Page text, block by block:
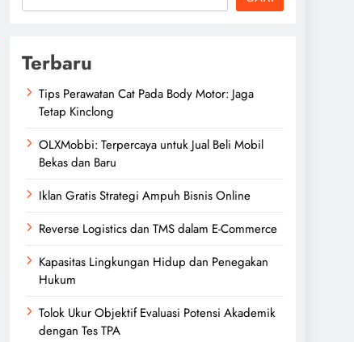
Terbaru
Tips Perawatan Cat Pada Body Motor: Jaga
Tetap Kinclong
OLXMobbi: Terpercaya untuk Jual Beli Mobil
Bekas dan Baru
Iklan Gratis Strategi Ampuh Bisnis Online
Reverse Logistics dan TMS dalam E-Commerce
Kapasitas Lingkungan Hidup dan Penegakan
Hukum
Tolok Ukur Objektif Evaluasi Potensi Akademik
dengan Tes TPA